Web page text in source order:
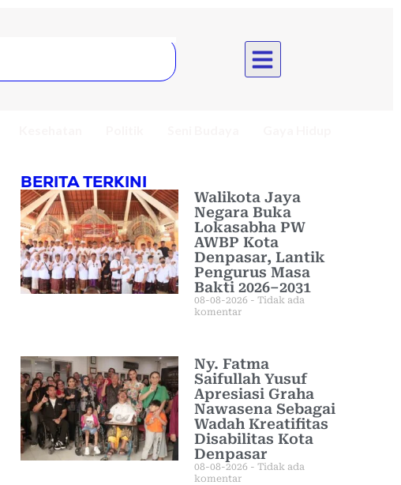
BERITA TERKINI
Walikota Jaya
Negara Buka
Lokasabha PW
AWBP Kota
Denpasar, Lantik
Pengurus Masa
Bakti 2026–2031
08-08-2026
Tidak ada
komentar
Ny. Fatma
Saifullah Yusuf
Apresiasi Graha
Nawasena Sebagai
Wadah Kreatifitas
Disabilitas Kota
Denpasar
08-08-2026
Tidak ada
komentar